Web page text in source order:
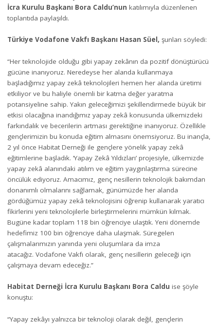
İcra Kurulu Başkanı Bora Caldu’nun katılımıyla düzenlenen
toplantıda paylaşıldı.
Türkiye Vodafone Vakfı Başkanı Hasan Süel, şunları söyledi:
“Her teknolojide olduğu gibi yapay zekânın da pozitif dönüştürücü
gücüne inanıyoruz. Neredeyse her alanda kullanmaya
başladığımız yapay zekâ teknolojileri hemen her alanda üretimi
etkiliyor ve bu haliyle önemli bir katma değer yaratma
potansiyeline sahip. Yakın geleceğimizi şekillendirmede büyük bir
etkisi olacağına inandığımız yapay zekâ konusunda ülkemizdeki
farkındalık ve becerilerin artması gerektiğine inanıyoruz. Özellikle
gençlerimizin bu konuda eğitim almasını önemsiyoruz. Bu inançla,
2 yıl önce Habitat Derneği ile gençlere yönelik yapay zekâ
eğitimlerine başladık. ‘Yapay Zekâ Yıldızları’ projesiyle, ülkemizde
yapay zekâ alanındaki atılım ve eğitim yaygınlaştırma sürecine
öncülük ediyoruz. Amacımız, genç nesillerin teknolojik bakımdan
donanımlı olmalarını sağlamak, günümüzde her alanda
gördüğümüz yapay zekâ teknolojisini öğrenip kullanarak yaratıcı
fikirlerini yeni teknolojilerle birleştirmelerini mümkün kılmak.
Bugüne kadar toplam 118 bin öğrenciye ulaştık. Yeni dönemde
hedefimiz 100 bin öğrenciye daha ulaşmak. Süregelen
çalışmalarımızın yanında yeni oluşumlara da imza
atacağız. Vodafone Vakfı olarak, genç nesillerin geleceği için
çalışmaya devam edeceğiz.”
Habitat Derneği İcra Kurulu Başkanı Bora Caldu ise şöyle
konuştu:
“Yapay zekâyı yalnızca bir teknoloji olarak değil, gençlerin